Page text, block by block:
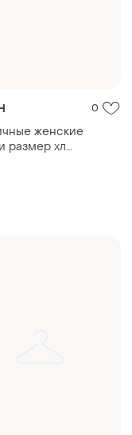
0
женские
размер хл
заказы от 100 гр